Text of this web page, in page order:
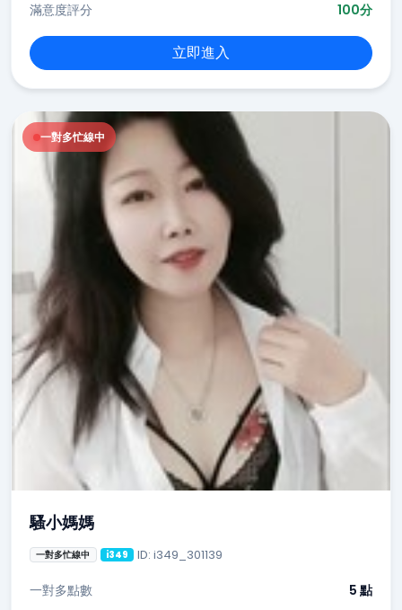
滿意度評分
100分
立即進入
一對多忙線中
騷小媽媽
一對多忙線中 i349 ID: i349_301139
一對多點數 5 點